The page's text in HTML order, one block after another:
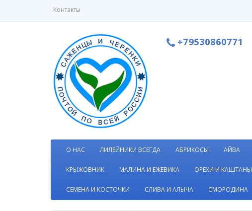
Контакты
+79530860771
О НАС ЛИЛЕЙНИКИ ВСЕГДА АБРИКОСЫ АЙВА
КРЫЖОВНИК МАЛИНА И ЕЖЕВИКА ОРЕХИ И КАШТАНЫ
СЕМЕНА И КОСТОЧКИ СЛИВА И АЛЫЧА СМОРОДИНА